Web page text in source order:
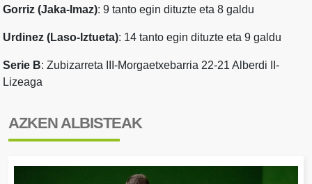
Gorriz (Jaka-Imaz): 9 tanto egin dituzte eta 8 galdu
Urdinez (Laso-Iztueta): 14 tanto egin dituzte eta 9 galdu
Serie B: Zubizarreta III-Morgaetxebarria 22-21 Alberdi II-
Lizeaga
AZKEN ALBISTEAK